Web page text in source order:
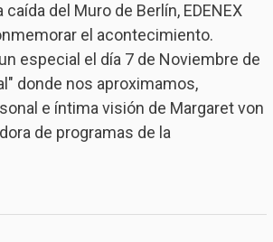
del Muro de Berlín, EDENEX
el acontecimiento.
especial el día 7 de Noviembre de
donde nos aproximamos,
e íntima visión de Margaret von
de programas de la